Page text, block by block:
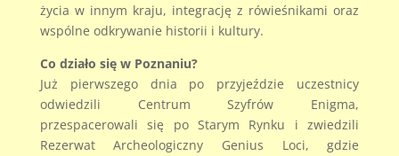
życia w innym kraju, integrację z rówieśnikami oraz
wspólne odkrywanie historii i kultury.
Co działo się w Poznaniu?
Już pierwszego dnia po przyjeździe uczestnicy
odwiedzili Centrum Szyfrów Enigma,
przespacerowali się po Starym Rynku i zwiedzili
Rezerwat Archeologiczny Genius Loci, gdzie